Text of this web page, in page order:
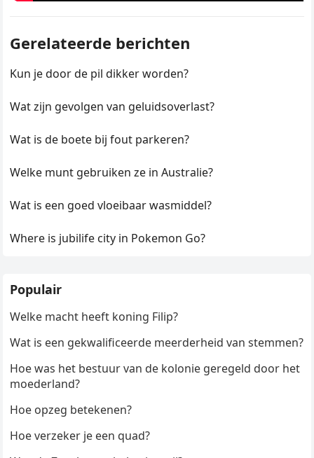
Gerelateerde berichten
Kun je door de pil dikker worden?
Wat zijn gevolgen van geluidsoverlast?
Wat is de boete bij fout parkeren?
Welke munt gebruiken ze in Australie?
Wat is een goed vloeibaar wasmiddel?
Where is jubilife city in Pokemon Go?
Populair
Welke macht heeft koning Filip?
Wat is een gekwalificeerde meerderheid van stemmen?
Hoe was het bestuur van de kolonie geregeld door het
moederland?
Hoe opzeg betekenen?
Hoe verzeker je een quad?